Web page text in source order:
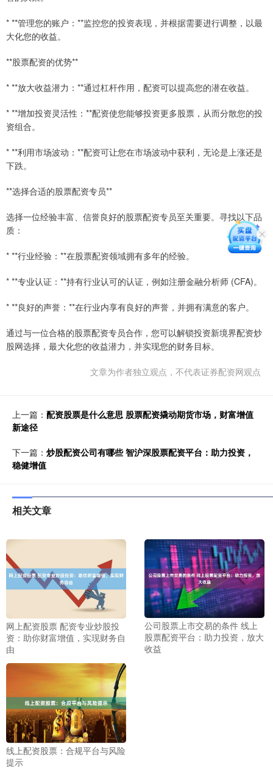
* **管理您的账户：**监控您的投资表现，并根据需要进行调整，以最
大化您的收益。
**股票配资的优势**
* **放大收益潜力：**通过杠杆作用，配资可以提高您的潜在收益。
* **增加投资灵活性：**配资使您能够投资更多股票，从而分散您的投
资组合。
* **利用市场波动：**配资可让您在市场波动中获利，无论是上涨还是
下跌。
**选择合适的股票配资专员**
选择一位经验丰富、信誉良好的股票配资专员至关重要。寻找以下品
质：
* **行业经验：**在股票配资领域拥有多年的经验。
* **专业认证：**持有行业认可的认证，例如注册金融分析师 (CFA)。
* **良好的声誉：**在行业内享有良好的声誉，并拥有满意的客户。
通过与一位合格的股票配资专员合作，您可以解锁投资新境界配资炒
股网选择，最大化您的收益潜力，并实现您的财务目标。
文章为作者独立观点，不代表证券配资网观点
上一篇： 配资股票是什么意思 股票配资撬动期货市场，财富增值
新途径
下一篇： 炒股配资公司有哪些 智沪深股票配资平台：助力投资，
稳健增值
相关文章
网上配资股票 配资专业炒股投
资：助你财富增值，实现财务自
由
公司股票上市交易的条件 线上
股票配资平台：助力投资，放大
收益
线上配资股票：合规平台与风险
提示